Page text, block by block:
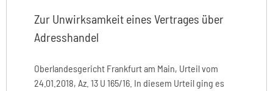
Zur Unwirksamkeit eines Vertrages über
Adresshandel
Oberlandesgericht Frankfurt am Main, Urteil vom
24.01.2018, Az. 13 U 165/16. In diesem Urteil ging es